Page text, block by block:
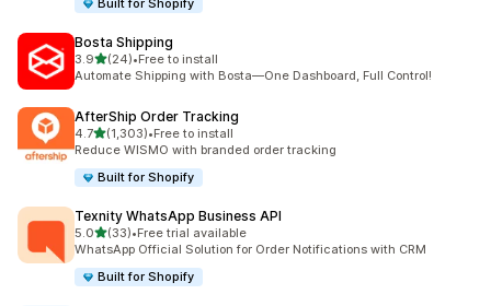
Built for Shopify
Bosta Shipping
3.9滿分 5 顆星
(24)
共有 24 則評價
•Free to install
Automate Shipping with Bosta—One Dashboard, Full Control!
AfterShip Order Tracking
4.7滿分 5 顆星
(1,303)
共有 1303 則評價
•Free to install
Reduce WISMO with branded order tracking
Built for Shopify
Texnity WhatsApp Business API
5.0滿分 5 顆星
(33)
共有 33 則評價
•Free trial available
WhatsApp Official Solution for Order Notifications with CRM
Built for Shopify